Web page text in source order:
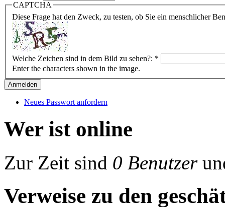
CAPTCHA
Diese Frage hat den Zweck, zu testen, ob Sie ein menschlicher
Welche Zeichen sind in dem Bild zu sehen?: *
Enter the characters shown in the image.
Neues Passwort anfordern
Wer ist online
Zur Zeit sind 0 Benutzer
Verweise zu den